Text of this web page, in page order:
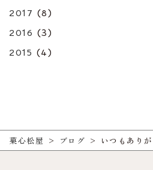
2017 (8)
2016 (3)
2015 (4)
菓心松屋 > ブログ > いつもありが